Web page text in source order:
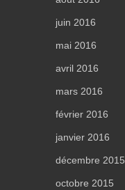
juin 2016
mai 2016
avril 2016
mars 2016
février 2016
janvier 2016
décembre 2015
octobre 2015